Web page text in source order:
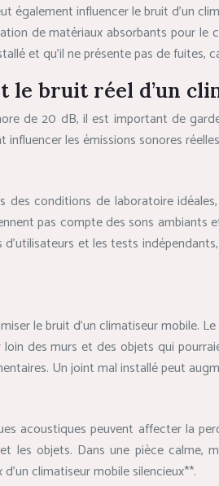
également influencer le bruit d’un
de matériaux absorbants pour
et qu’il ne présente pas de
le bruit réel d’un
de 20 dB, il est important de
les émissions sonores
conditions de laboratoire
pas compte des sons
et les tests
le bruit d’un climatiseur mobile.
des murs et des objets qui
Un joint mal installé peut
acoustiques peuvent affecter la
les objets. Dans une pièce
climatiseur mobile silencieux**.